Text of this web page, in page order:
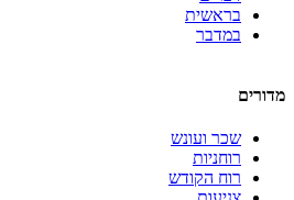
בראשית
במדבר
מדורים
שכר ועונש
רוחניות
רוח הקודש